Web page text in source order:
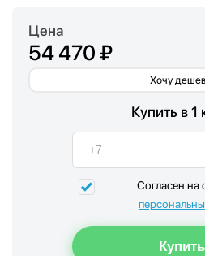
Цена
54 470 ₽
Хочу
Купить в 1
Согласен на